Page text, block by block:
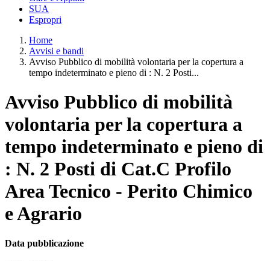
SUA
Espropri
Home
Avvisi e bandi
Avviso Pubblico di mobilità volontaria per la copertura a
tempo indeterminato e pieno di : N. 2 Posti...
Avviso Pubblico di mobilità
volontaria per la copertura a
tempo indeterminato e pieno di
: N. 2 Posti di Cat.C Profilo
Area Tecnico - Perito Chimico
e Agrario
Data pubblicazione